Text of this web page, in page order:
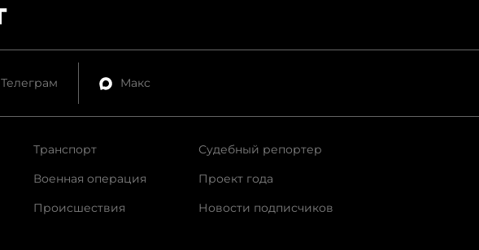
Телеграм Макс
Транспорт
Военная операция
Происшествия
Судебный репортер
Проект года
Новости подписчиков